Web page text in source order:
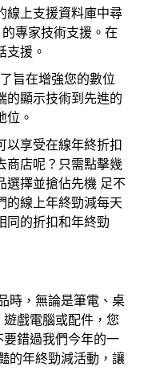
線上支援資料庫中尋
專家技術支援。在
支援。
旨在增強您的數位
的顯示技術到先進的
位。
以享受在線年終折扣
商店呢？只需點擊幾
選擇並搶佔先機 足不
的線上年終勁減每天
同的折扣和年終勁
時，無論是筆電、桌
戲電腦或配件，您
要錯過我們今年的一
的年終勁減活動，讓